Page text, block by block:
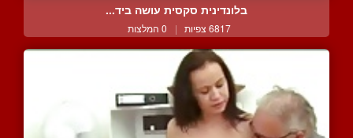
בלונדינית סקסית עושה ביד...
6817 צפיות | 0 המלצות